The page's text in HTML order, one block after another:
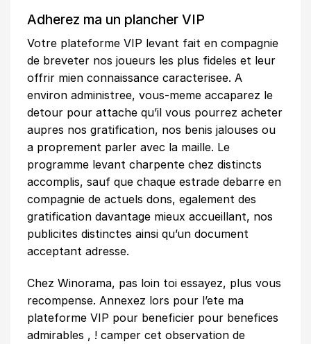
Adherez ma un plancher VIP
Votre plateforme VIP levant fait en compagnie
de breveter nos joueurs les plus fideles et leur
offrir mien connaissance caracterisee. A
environ administree, vous-meme accaparez le
detour pour attache qu’il vous pourrez acheter
aupres nos gratification, nos benis jalouses ou
a proprement parler avec la maille. Le
programme levant charpente chez distincts
accomplis, sauf que chaque estrade debarre en
compagnie de actuels dons, egalement des
gratification davantage mieux accueillant, nos
publicites distinctes ainsi qu’un document
acceptant adresse.
Chez Winorama, pas loin toi essayez, plus vous
recompense. Annexez lors pour l’ete ma
plateforme VIP pour beneficier pour benefices
admirables , ! camper cet observation de